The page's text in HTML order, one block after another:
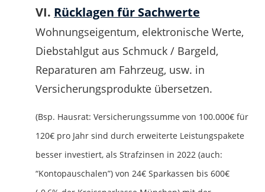
VI. Rücklagen für Sachwerte
Wohnungseigentum, elektronische Werte,
Diebstahlgut aus Schmuck / Bargeld,
Reparaturen am Fahrzeug, usw. in
Versicherungsprodukte übersetzen.
(Bsp. Hausrat: Versicherungssumme von 100.000€ für
120€ pro Jahr sind durch erweiterte Leistungspakete
besser investiert, als Strafzinsen in 2022 (auch:
“Kontopauschalen”) von 24€ Sparkassen bis 600€